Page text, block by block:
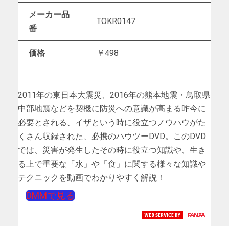
メーカー品
番
TOKR0147
価格 ￥498
2011年の東日本大震災、2016年の熊本地震・鳥取県
中部地震などを契機に防災への意識が高まる昨今に
必要とされる、イザという時に役立つノウハウがた
くさん収録された、必携のハウツーDVD。このDVD
では、災害が発生したその時に役立つ知識や、生き
る上で重要な「水」や「食」に関する様々な知識や
テクニックを動画でわかりやすく解説！
DMMで見る